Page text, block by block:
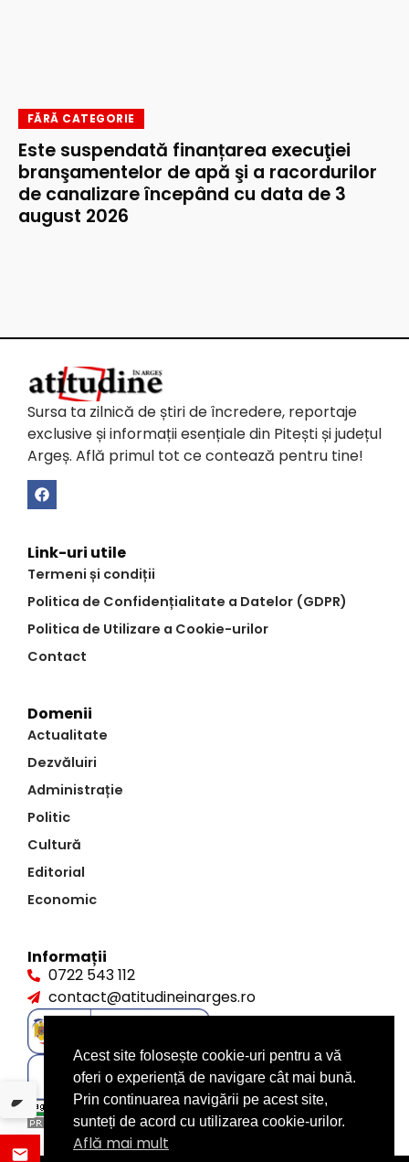
FĂRĂ CATEGORIE
Este suspendată finanțarea execuţiei
branşamentelor de apă şi a racordurilor
de canalizare începând cu data de 3
august 2026
Sursa ta zilnică de știri de încredere, reportaje
exclusive și informații esențiale din Pitești și județul
Argeș. Află primul tot ce contează pentru tine!
Link-uri utile
Termeni și condiții
Politica de Confidențialitate a Datelor (GDPR)
Politica de Utilizare a Cookie-urilor
Contact
Domenii
Actualitate
Dezvăluiri
Administrație
Politic
Cultură
Editorial
Economic
Informații
0722 543 112
contact@atitudineinarges.ro
Acest site folosește cookie-uri pentru a vă
oferi o experiență de navigare cât mai bună.
Prin continuarea navigării pe acest site,
sunteți de acord cu utilizarea cookie-urilor.
Află mai mult